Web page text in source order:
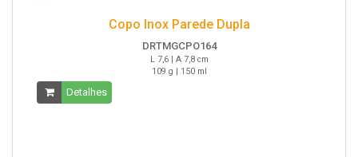
Copo Inox Parede Dupla
DRTMGCPO164
L 7,6 | A 7,8 cm
109 g | 150 ml
Detalhes